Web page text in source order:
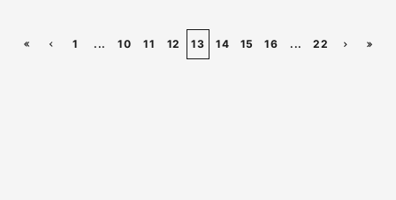
息子に聞きながら、なんかなあ、って気持ちに。
私と姉を比べるのはいいけど、姉の子どもとうちの
子どもを比べるのはやめて欲しい。
1 ... 10 11 12 13 14 15 16 ... 22